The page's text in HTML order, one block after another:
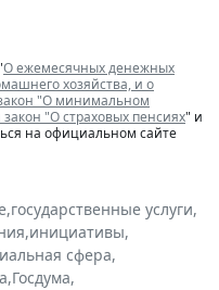
О ежемесячных денежных
хозяйства, и о
"О минимальном
"О страховых пенсиях" и
на официальном сайте
,государственные услуги,
,инициативы,
сфера,
,Госдума,